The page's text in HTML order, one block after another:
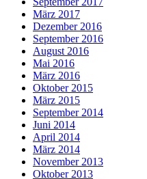
März 2017
Dezember 2016
September 2016
August 2016
Mai 2016
März 2016
Oktober 2015
März 2015
September 2014
Juni 2014
April 2014
März 2014
November 2013
Oktober 2013